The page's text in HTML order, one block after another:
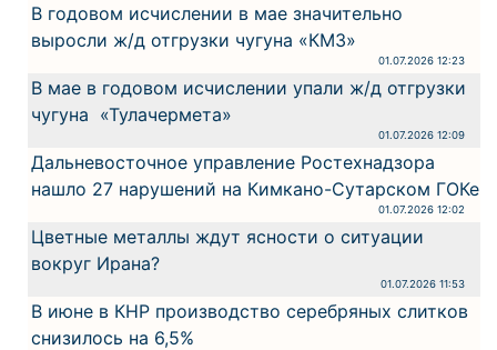
В годовом исчислении в мае значительно
выросли ж/д отгрузки чугуна «КМЗ»
01.07.2026 12:23
В мае в годовом исчислении упали ж/д отгрузки
чугуна «Тулачермета»
01.07.2026 12:09
Дальневосточное управление Ростехнадзора
нашло 27 нарушений на Кимкано-Сутарском ГОКе
01.07.2026 12:02
Цветные металлы ждут ясности о ситуации
вокруг Ирана?
01.07.2026 11:53
В июне в КНР производство серебряных слитков
снизилось на 6,5%